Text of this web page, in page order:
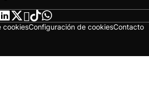
cookiesConfiguración de cookiesContacto